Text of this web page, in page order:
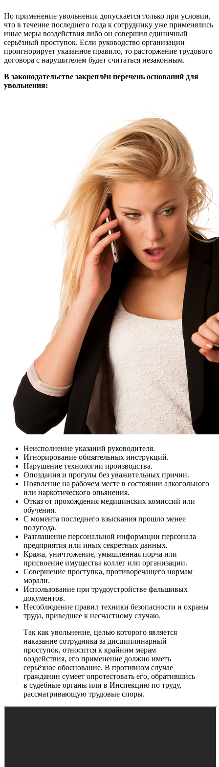
Но применение увольнения допускается только при условии,
что в течение последнего года к сотруднику уже применялись
иные меры воздействия либо он совершил единичный
серьёзный проступок. Если руководство организации
проигнорирует указанное правило, то расторжение трудового
договора с нарушителем будет считаться незаконным.
В законодательстве закреплён перечень оснований для
увольнения:
Неисполнение указаний руководителя.
Игнорирование обязательных инструкций.
Нарушение технологии производства.
Опоздания и прогулы без уважительных причин.
Появление на рабочем месте в состоянии алкогольного
или наркотического опьянения.
Отказ от прохождения медицинских комиссий или
обучения.
С момента последнего взыскания прошло менее
полугода.
Разглашение персональной информации персонала
предприятия или иных секретных данных.
Кража, уничтожение, умышленная порча или
присвоение имущества коллег или организации.
Совершение проступка, противоречащего нормам
морали.
Использование при трудоустройстве фальшивых
документов.
Несоблюдение правил техники безопасности и охраны
труда, приведшее к несчастному случаю.
Так как увольнение, целью которого является
наказание сотрудника за дисциплинарный
проступок, относится к крайним мерам
воздействия, его применение должно иметь
серьёзное обоснование. В противном случае
гражданин сумеет опротестовать его, обратившись
в судебные органы или в Инспекцию по труду,
рассматривающую трудовые споры.